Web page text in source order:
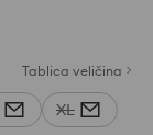
Tablica veličina
XL